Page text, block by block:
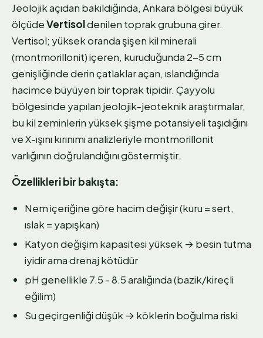
Jeolojik açıdan bakıldığında, Ankara bölgesi büyük
ölçüdeVertisoldenilen toprak grubuna girer.
Vertisol; yüksek oranda şişen kil minerali
(montmorillonit) içeren, kuruduğunda 2-5 cm
genişliğinde derin çatlaklar açan, ıslandığında
hacimce büyüyen bir toprak tipidir. Çayyolu
bölgesinde yapılan jeolojik-jeoteknik araştırmalar,
bu kil zeminlerin yüksek şişme potansiyeli taşıdığını
ve X-ışını kırınımı analizleriyle montmorillonit
varlığının doğrulandığını göstermiştir.
Özellikleri bir bakışta:
Nem içeriğine göre hacim değişir (kuru = sert,
ıslak = yapışkan)
Katyon değişim kapasitesi yüksek → besin tutma
iyidir ama drenaj kötüdür
pH genellikle 7.5 - 8.5 aralığında (bazik/kireçli
eğilim)
Su geçirgenliği düşük → köklerin boğulma riski